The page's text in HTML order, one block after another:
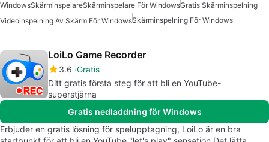
WindowsSkärminspelareSkärminspelare För WindowsGratis Skärminspelning
Videoinspelning Av Skärm För WindowsSkärminspelning För Windows
LoiLo Game Recorder
3.6 Gratis
Ditt gratis första steg för att bli en YouTube-
superstjärna
Gratis nedladdning för Windows
Erbjuder en gratis lösning för spelupptagning, LoiLo är en bra